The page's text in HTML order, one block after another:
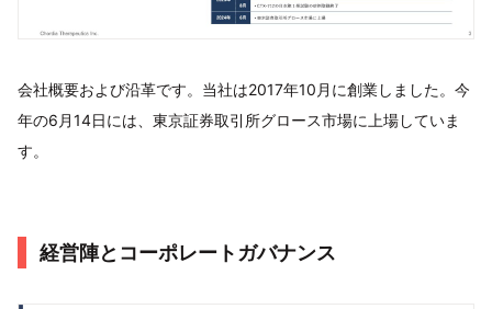
会社概要および沿革です。当社は2017年10月に創業しました。今
年の6月14日には、東京証券取引所グロース市場に上場していま
す。
経営陣とコーポレートガバナンス